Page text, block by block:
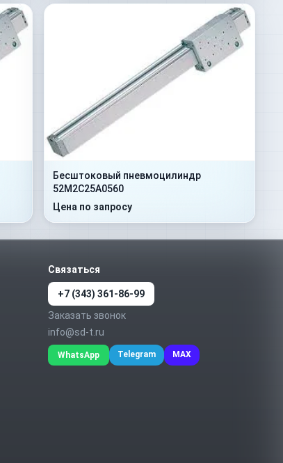
Бесштоковый пневмоцилиндр
52M2C25A0560
Цена по запросу
Связаться
+7 (343) 361-86-99
Заказать звонок
info@sd-t.ru
WhatsApp Telegram MAX